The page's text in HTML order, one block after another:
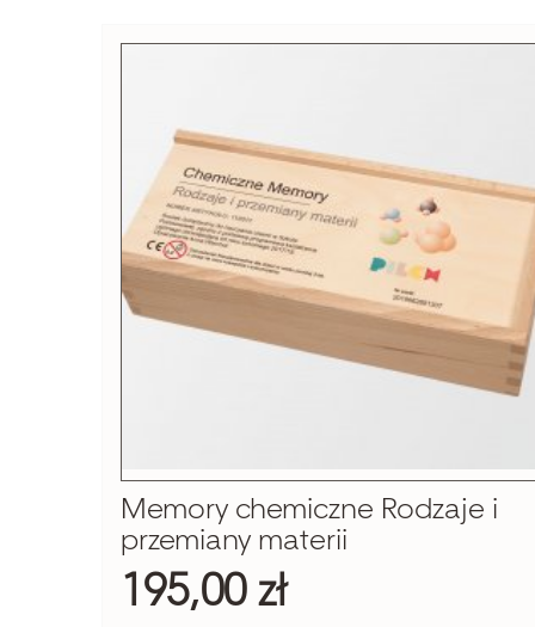
Memory chemiczne Rodzaje i
przemiany materii
195,00 zł